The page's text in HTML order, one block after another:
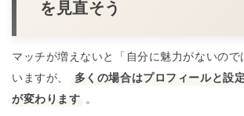
を見直そう
マッチが増えないと「自分に魅力がないので
いますが、
多くの場合はプロフィールと設
が変わります 。